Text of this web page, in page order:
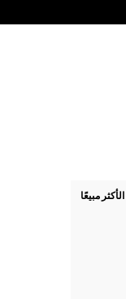
الأكثر مبيعًا